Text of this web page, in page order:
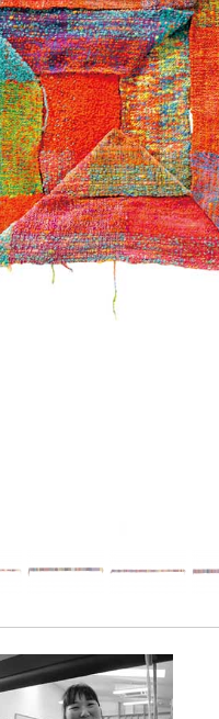
News
About
Artists
Exhibitions
Projects
Goods
Youtube
online-shop
art center syu